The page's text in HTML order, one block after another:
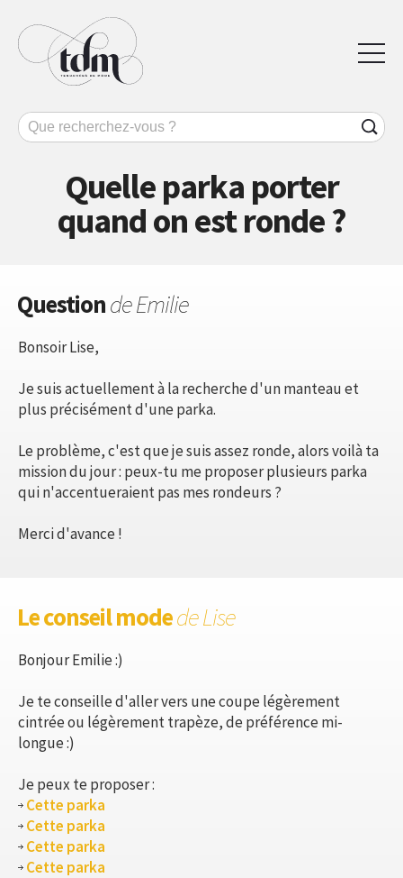
Quelle parka porter
quand on est ronde ?
Questionde Emilie
Bonsoir Lise,
Je suis actuellement à la recherche d'un manteau et
plus précisément d'une parka.
Le problème, c'est que je suis assez ronde, alors voilà ta
mission du jour : peux-tu me proposer plusieurs parka
qui n'accentueraient pas mes rondeurs ?
Merci d'avance !
Le conseil modede Lise
Bonjour Emilie :)
Je te conseille d'aller vers une coupe légèrement
cintrée ou légèrement trapèze, de préférence mi-
longue :)
Je peux te proposer :
Cette parka
Cette parka
Cette parka
Cette parka